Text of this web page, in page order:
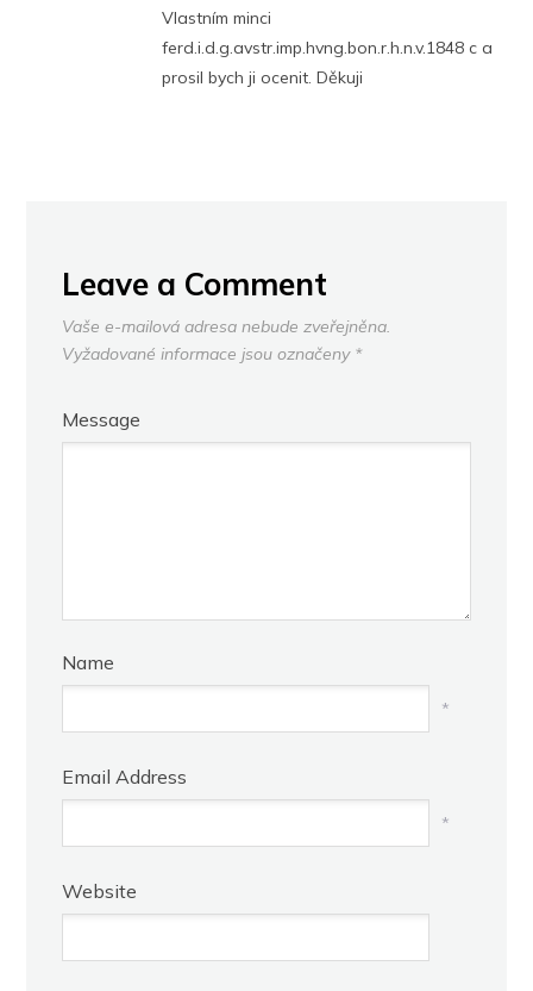
Vlastním minci
ferd.i.d.g.avstr.imp.hvng.bon.r.h.n.v.1848 c a
prosil bych ji ocenit. Děkuji
Leave a Comment
Vaše e-mailová adresa nebude zveřejněna.
Vyžadované informace jsou označeny *
Message
Name
*
Email Address
*
Website